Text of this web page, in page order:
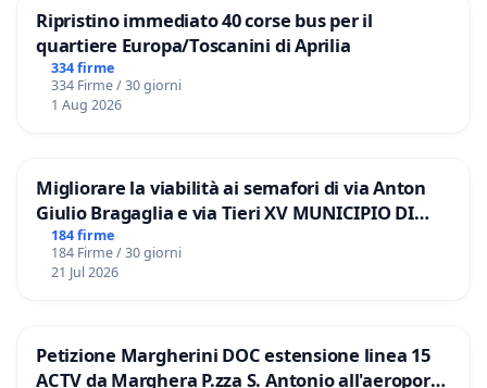
Ripristino immediato 40 corse bus per il
quartiere Europa/Toscanini di Aprilia
334 firme
334 Firme / 30 giorni
1 Aug 2026
Migliorare la viabilità ai semafori di via Anton
Giulio Bragaglia e via Tieri XV MUNICIPIO DI
ROMA
184 firme
184 Firme / 30 giorni
21 Jul 2026
Petizione Margherini DOC estensione linea 15
ACTV da Marghera P.zza S. Antonio all'aeroporto